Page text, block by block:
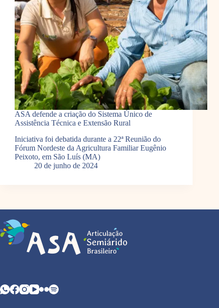
ASA defende a criação do Sistema Único de
Assistência Técnica e Extensão Rural
Iniciativa foi debatida durante a 22ª Reunião do
Fórum Nordeste da Agricultura Familiar Eugênio
Peixoto, em São Luís (MA)
20 de junho de 2024